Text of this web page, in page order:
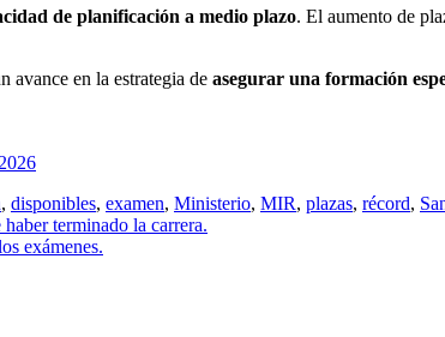
de planificación a medio plazo. El aumento de
avance en la estrategia de asegurar una formación
, disponibles, examen, Ministerio, MIR, plazas, récord,
terminado la carrera.
exámenes.